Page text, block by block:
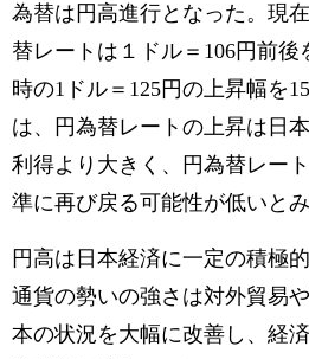
中日対訳
為替は円高進行となった。現
替レートは１ドル＝106円前
時の1ドル＝125円の上昇幅を
は、円為替レートの上昇は日
利得より大きく、円為替レー
準に再び戻る可能性が低いとみ
円高は日本経済に一定の積極
通貨の勢いの強さは対外貿易
本の状況を大幅に改善し、経